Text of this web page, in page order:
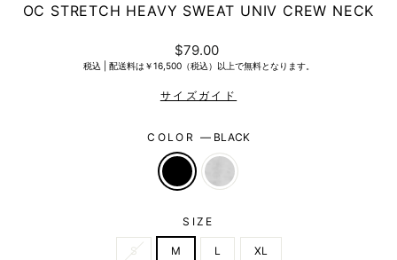
OC STRETCH HEAVY SWEAT UNIV CREW NECK
Regular
price
$79.00
税込 | 配送料は￥16,500（税込）以上で無料となります。
COLOR — BLACK
SIZE
S M L XL